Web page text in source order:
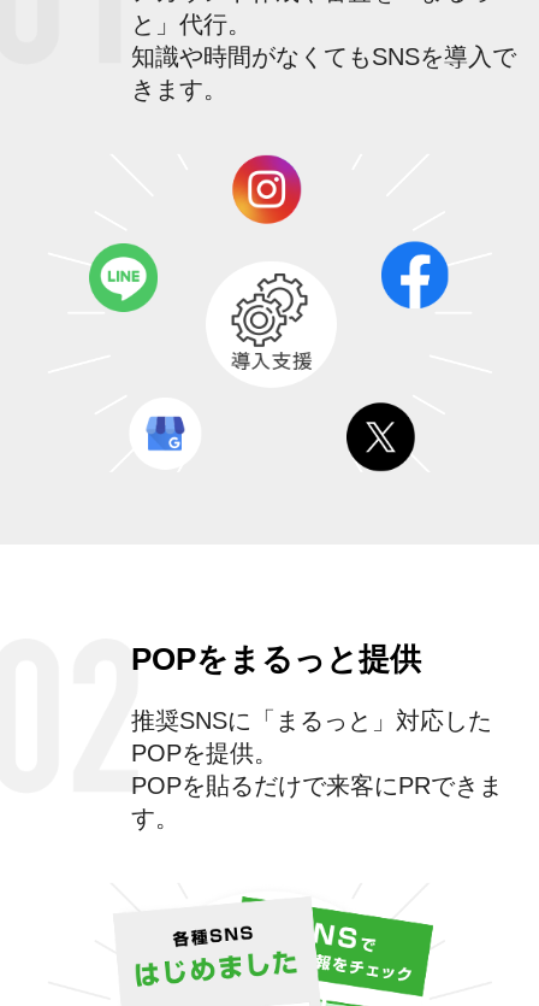
と」代行。
知識や時間がなくてもSNSを導入で
きます。
POPをまるっと提供
推奨SNSに「まるっと」対応した
POPを提供。
POPを貼るだけで来客にPRできま
す。